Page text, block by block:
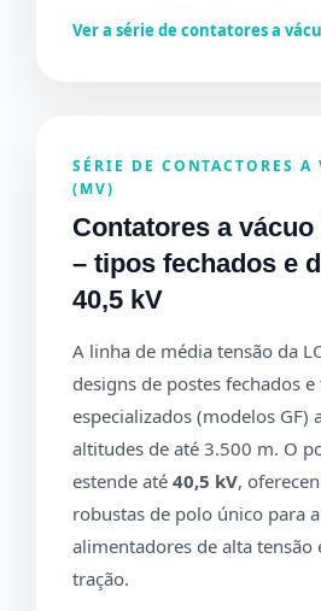
Ver a série de contatores a
SÉRIE DE CONTACTORES A
(MV)
Contatores a vácuo
– tipos fechados e
40,5 kV
A linha de média tensão da
designs de postes fechados
especializados (modelos GF)
altitudes de até 3.500 m. O
estende até40,5 kV,
robustas de polo único para
alimentadores de alta tensão
tração.